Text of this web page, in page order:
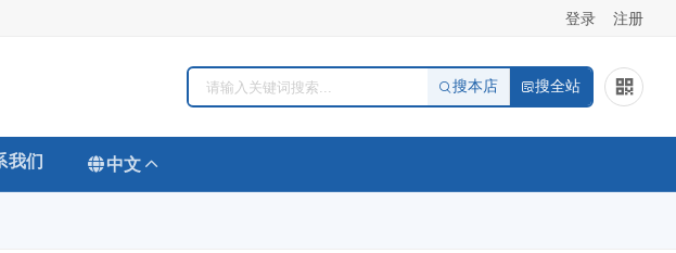
登录 注册
搜本店 搜全站
我们 中文